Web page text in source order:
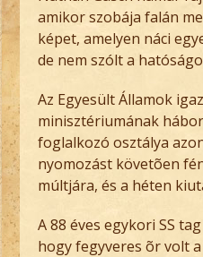
amikor szobája falán
képet, amelyen náci
de nem szólt a
Az Egyesült Államok
minisztériumának
foglalkozó osztálya
nyomozást követõen
múltjára, és a héten
A 88 éves egykori SS
hogy fegyveres õr volt